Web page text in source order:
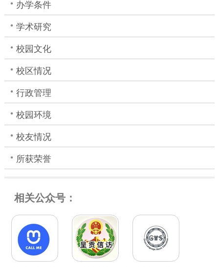
办学条件
学术研究
校园文化
校区情况
行政管理
校园环境
校友情况
所获荣誉
相关公众号：